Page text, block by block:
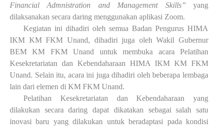
Financial Admnistration and Management Skills” yang
dilaksanakan secara daring menggunakan aplikasi Zoom.
Kegiatan ini dihadiri oleh semua Badan Pengurus HIMA
IKM KM FKM Unand, dihadiri juga olehWakil Gubernur
BEM KM FKM Unand untuk membuka acara Pelatihan
Kesekretariatan dan Kebendaharaan HIMA IKM KM FKM
Unand. Selain itu, acara ini juga dihadiri oleh beberapa lembaga
lain dari elemen di KM FKM Unand.
Pelatihan Kesekretariatan dan Kebendaharaan yang
dilakukan secara daring dapat dikatakan sebagai salah satu
inovasi baru yang dilakukan untuk beradaptasi pada kondisi